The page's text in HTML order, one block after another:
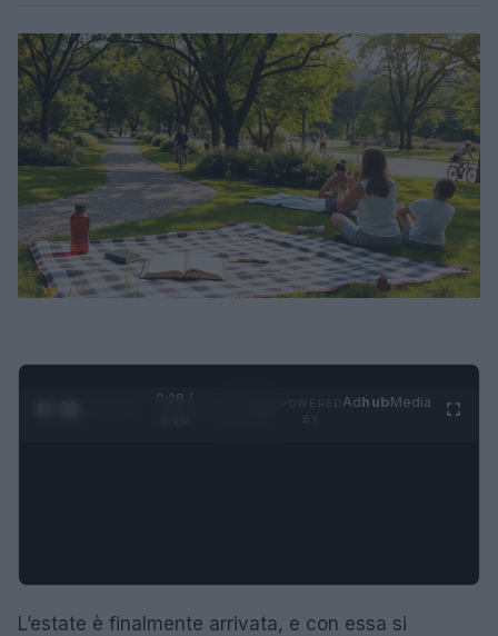
0:28 /
AdhubMedia
L’estate è finalmente arrivata, e con essa si